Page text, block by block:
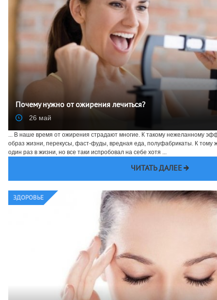
Почему нужно от ожирения лечиться?
26 май
... В наше время от ожирения страдают многие. К такому нежеланному
образ жизни, перекусы, фаст-фуды, вредная еда, полуфабрикаты. К тому
один раз в жизни, но все таки испробовал на себе хотя ...
ЧИТАТЬ ДАЛЕЕ
ЗДОРОВЬЕ